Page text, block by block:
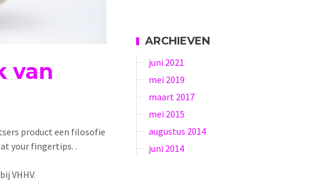
van
product een filosofie
your fingertips. .
VHHV.
ARCHIEVEN
juni 2021
mei 2019
maart 2017
mei 2015
augustus 2014
juni 2014